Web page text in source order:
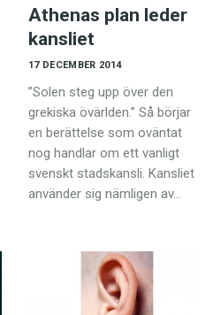
Athenas plan leder
kansliet
17 DECEMBER 2014
”Solen steg upp över den
grekiska övärlden.” Så börjar
en berättelse som oväntat
nog handlar om ett vanligt
svenskt stadskansli. Kansliet
använder sig nämligen av…